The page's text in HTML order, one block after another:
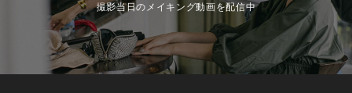
撮影当日のメイキング動画を配信中